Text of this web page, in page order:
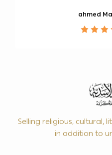
ahmed
Selling religious, cultural,
in addition to